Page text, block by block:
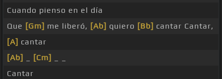
Cuando pienso en el día
Que [Gm] me liberó, [Ab] quiero [Bb] cantar Cantar,
[A] cantar
[Ab]
[Cm]
Cantar